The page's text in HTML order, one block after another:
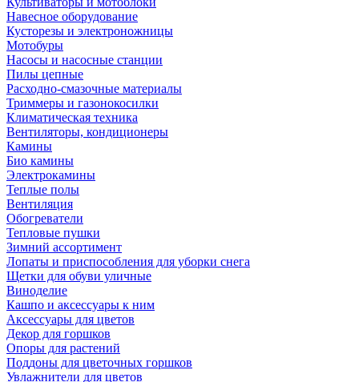
Навесное оборудование
Кусторезы и электроножницы
Мотобуры
Насосы и насосные станции
Пилы цепные
Расходно-смазочные материалы
Триммеры и газонокосилки
Климатическая техника
Вентиляторы, кондиционеры
Камины
Био камины
Электрокамины
Теплые полы
Вентиляция
Обогреватели
Тепловые пушки
Зимний ассортимент
Лопаты и приспособления для уборки снега
Щетки для обуви уличные
Виноделие
Кашпо и аксессуары к ним
Аксессуары для цветов
Декор для горшков
Опоры для растений
Поддоны для цветочных горшков
Увлажнители для цветов